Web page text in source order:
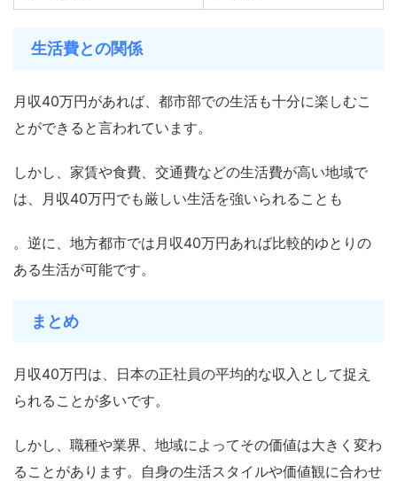
生活費との関係
月収40万円があれば、都市部での生活も十分に楽しむこ
とができると言われています。
しかし、家賃や食費、交通費などの生活費が高い地域で
は、月収40万円でも厳しい生活を強いられることも
。逆に、地方都市では月収40万円あれば比較的ゆとりの
ある生活が可能です。
まとめ
月収40万円は、日本の正社員の平均的な収入として捉え
られることが多いです。
しかし、職種や業界、地域によってその価値は大きく変わ
ることがあります。自身の生活スタイルや価値観に合わせ